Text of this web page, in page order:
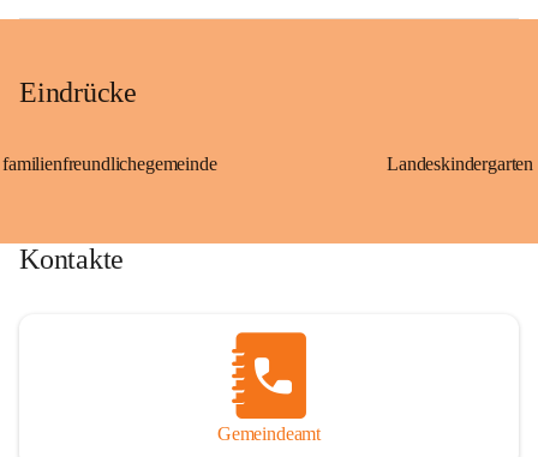
Eindrücke
familienfreundlichegemeinde
Kontakte
Gemeindeamt